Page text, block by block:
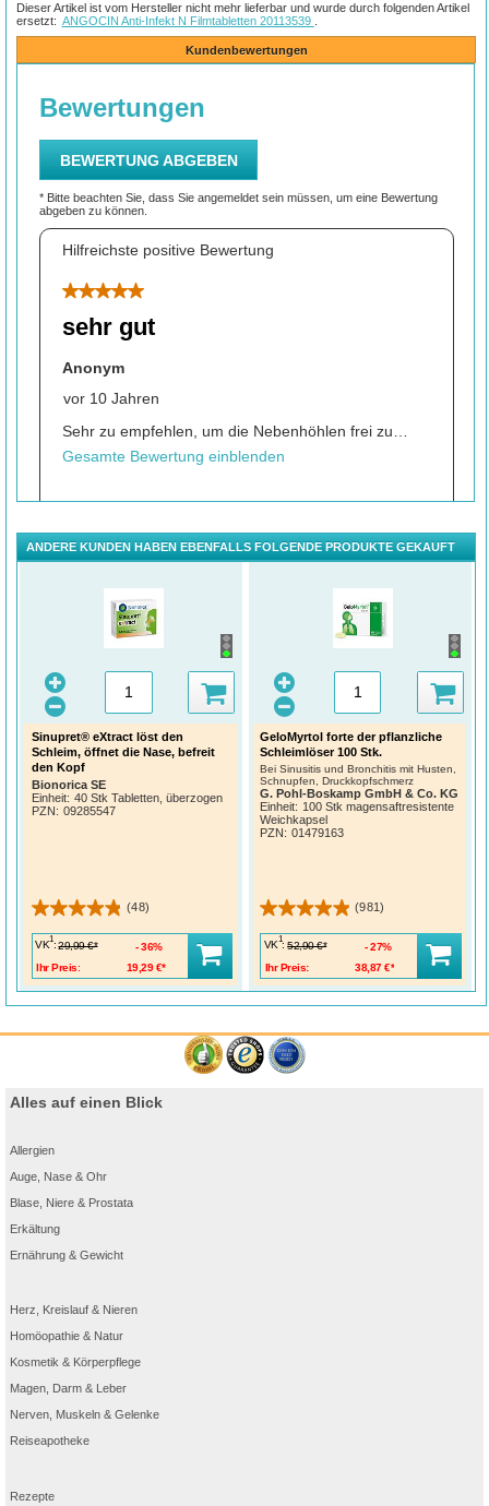
Dieser Artikel ist vom Hersteller nicht mehr lieferbar und wurde durch folgenden Artikel
ersetzt: ANGOCIN Anti-Infekt N Filmtabletten 20113539 .
Kundenbewertungen
ANDERE KUNDEN HABEN EBENFALLS FOLGENDE PRODUKTE GEKAUFT
Sinupret® eXtract löst den
Schleim, öffnet die Nase, befreit
den Kopf
Bionorica SE
Einheit: 40 Stk Tabletten, überzogen
PZN: 09285547
(48)
VK
1
: 29,99 €*
Ihr Preis:
19,29 €*
36%
GeloMyrtol forte der pflanzliche
Schleimlöser 100 Stk.
Bei Sinusitis und Bronchitis mit Husten,
Schnupfen, Druckkopfschmerz
G. Pohl-Boskamp GmbH & Co. KG
Einheit: 100 Stk magensaftresistente
Weichkapsel
PZN: 01479163
(981)
VK
1
: 52,90 €*
Ihr Preis:
38,87 €*
27%
Alles auf einen Blick
Allergien
Auge, Nase & Ohr
Blase, Niere & Prostata
Erkältung
Ernährung & Gewicht
Herz, Kreislauf & Nieren
Homöopathie & Natur
Kosmetik & Körperpflege
Magen, Darm & Leber
Nerven, Muskeln & Gelenke
Reiseapotheke
Rezepte